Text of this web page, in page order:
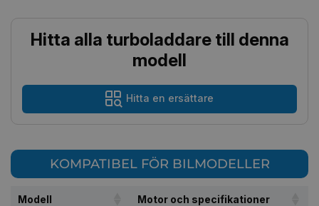
Hitta alla turboladdare till denna
modell
Hitta en ersättare
KOMPATIBEL FÖR BILMODELLER
Modell Motor och specifikationer